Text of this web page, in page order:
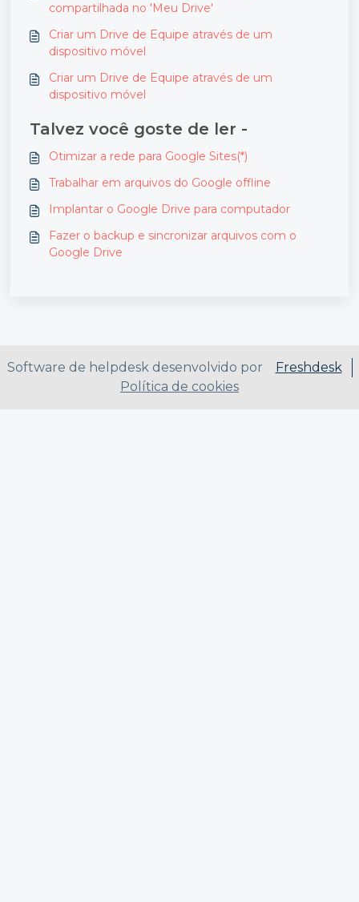
compartilhada no 'Meu Drive'
Criar um Drive de Equipe através de um
dispositivo móvel
Criar um Drive de Equipe através de um
dispositivo móvel
Talvez você goste de ler -
Otimizar a rede para Google Sites(*)
Trabalhar em arquivos do Google offline
Implantar o Google Drive para computador
Fazer o backup e sincronizar arquivos com o
Google Drive
Software de helpdesk desenvolvido por
Freshdesk
Política de cookies